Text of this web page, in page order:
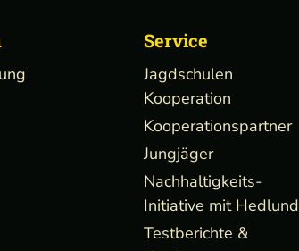
Service
Jagdschulen
Kooperation
Kooperationspartner
Jungjäger
Nachhaltigkeits-
Initiative mit Hedlund
Testberichte &